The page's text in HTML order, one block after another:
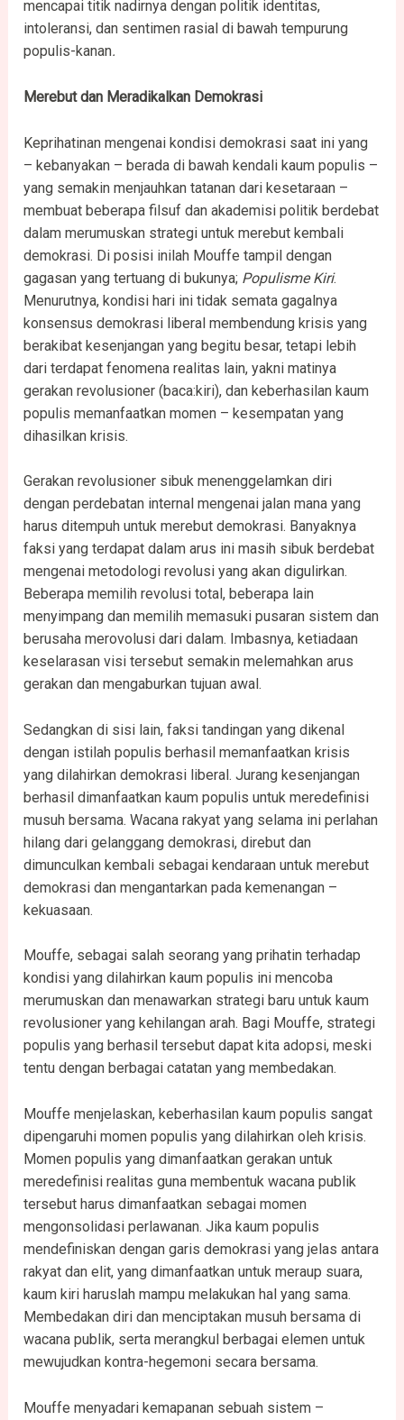
mencapai titik nadirnya dengan politik identitas,
intoleransi, dan sentimen rasial di bawah tempurung
populis-kanan.
Merebut dan Meradikalkan Demokrasi
Keprihatinan mengenai kondisi demokrasi saat ini yang
– kebanyakan – berada di bawah kendali kaum populis –
yang semakin menjauhkan tatanan dari kesetaraan –
membuat beberapa filsuf dan akademisi politik berdebat
dalam merumuskan strategi untuk merebut kembali
demokrasi. Di posisi inilah Mouffe tampil dengan
gagasan yang tertuang di bukunya; Populisme Kiri.
Menurutnya, kondisi hari ini tidak semata gagalnya
konsensus demokrasi liberal membendung krisis yang
berakibat kesenjangan yang begitu besar, tetapi lebih
dari terdapat fenomena realitas lain, yakni matinya
gerakan revolusioner (baca:kiri), dan keberhasilan kaum
populis memanfaatkan momen – kesempatan yang
dihasilkan krisis.
Gerakan revolusioner sibuk menenggelamkan diri
dengan perdebatan internal mengenai jalan mana yang
harus ditempuh untuk merebut demokrasi. Banyaknya
faksi yang terdapat dalam arus ini masih sibuk berdebat
mengenai metodologi revolusi yang akan digulirkan.
Beberapa memilih revolusi total, beberapa lain
menyimpang dan memilih memasuki pusaran sistem dan
berusaha merovolusi dari dalam. Imbasnya, ketiadaan
keselarasan visi tersebut semakin melemahkan arus
gerakan dan mengaburkan tujuan awal.
Sedangkan di sisi lain, faksi tandingan yang dikenal
dengan istilah populis berhasil memanfaatkan krisis
yang dilahirkan demokrasi liberal. Jurang kesenjangan
berhasil dimanfaatkan kaum populis untuk meredefinisi
musuh bersama. Wacana rakyat yang selama ini perlahan
hilang dari gelanggang demokrasi, direbut dan
dimunculkan kembali sebagai kendaraan untuk merebut
demokrasi dan mengantarkan pada kemenangan –
kekuasaan.
Mouffe, sebagai salah seorang yang prihatin terhadap
kondisi yang dilahirkan kaum populis ini mencoba
merumuskan dan menawarkan strategi baru untuk kaum
revolusioner yang kehilangan arah. Bagi Mouffe, strategi
populis yang berhasil tersebut dapat kita adopsi, meski
tentu dengan berbagai catatan yang membedakan.
Mouffe menjelaskan, keberhasilan kaum populis sangat
dipengaruhi momen populis yang dilahirkan oleh krisis.
Momen populis yang dimanfaatkan gerakan untuk
meredefinisi realitas guna membentuk wacana publik
tersebut harus dimanfaatkan sebagai momen
mengonsolidasi perlawanan. Jika kaum populis
mendefiniskan dengan garis demokrasi yang jelas antara
rakyat dan elit, yang dimanfaatkan untuk meraup suara,
kaum kiri haruslah mampu melakukan hal yang sama.
Membedakan diri dan menciptakan musuh bersama di
wacana publik, serta merangkul berbagai elemen untuk
mewujudkan kontra-hegemoni secara bersama.
Mouffe menyadari kemapanan sebuah sistem –